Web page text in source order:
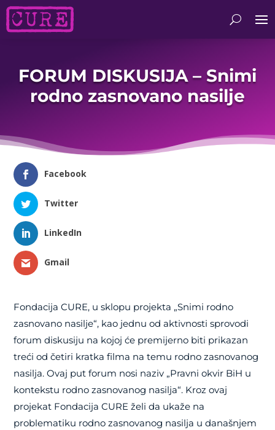
FORUM DISKUSIJA – Snimi
rodno zasnovano nasilje
Facebook
Twitter
LinkedIn
Gmail
Fondacija CURE, u sklopu projekta „Snimi rodno
zasnovano nasilje“, kao jednu od aktivnosti sprovodi
forum diskusiju na kojoj će premijerno biti prikazan
treći od četiri kratka filma na temu rodno zasnovanog
nasilja. Ovaj put forum nosi naziv „Pravni okvir BiH u
kontekstu rodno zasnovanog nasilja“. Kroz ovaj
projekat Fondacija CURE želi da ukaže na
problematiku rodno zasnovanog nasilja u današnjem